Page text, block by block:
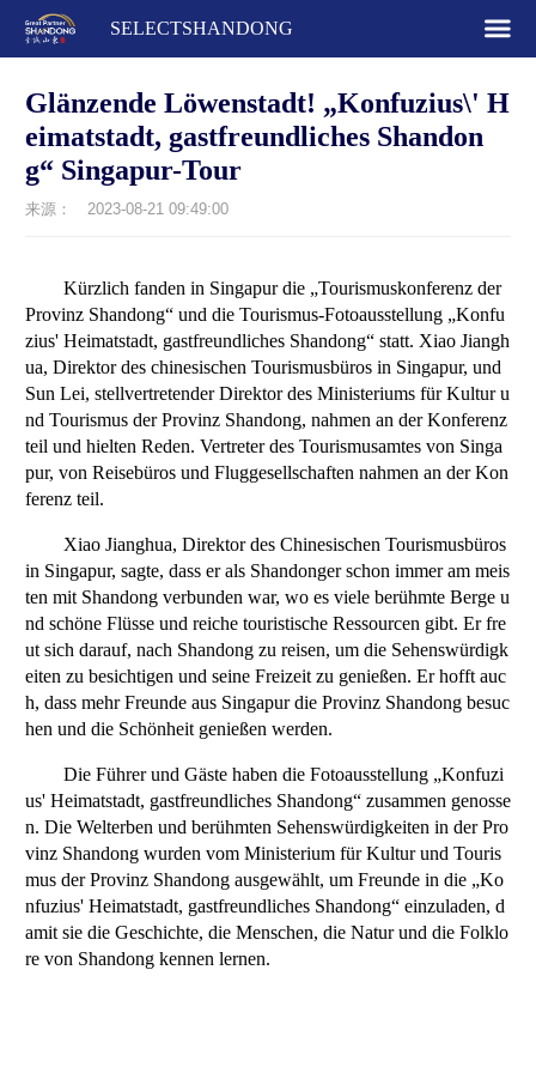
SELECTSHANDONG
Glänzende Löwenstadt! „Konfuzius\' H
eimatstadt, gastfreundliches Shandon
g“ Singapur-Tour
来源： 2023-08-21 09:49:00
Kürzlich fanden in Singapur die „Tourismuskonferenz der
Provinz Shandong“ und die Tourismus-Fotoausstellung „Konfu
zius' Heimatstadt, gastfreundliches Shandong“ statt. Xiao Jiangh
ua, Direktor des chinesischen Tourismusbüros in Singapur, und
Sun Lei, stellvertretender Direktor des Ministeriums für Kultur u
nd Tourismus der Provinz Shandong, nahmen an der Konferenz
teil und hielten Reden. Vertreter des Tourismusamtes von Singa
pur, von Reisebüros und Fluggesellschaften nahmen an der Kon
ferenz teil.
Xiao Jianghua, Direktor des Chinesischen Tourismusbüros
in Singapur, sagte, dass er als Shandonger schon immer am meis
ten mit Shandong verbunden war, wo es viele berühmte Berge u
nd schöne Flüsse und reiche touristische Ressourcen gibt. Er fre
ut sich darauf, nach Shandong zu reisen, um die Sehenswürdigk
eiten zu besichtigen und seine Freizeit zu genießen. Er hofft auc
h, dass mehr Freunde aus Singapur die Provinz Shandong besuc
hen und die Schönheit genießen werden.
Die Führer und Gäste haben die Fotoausstellung „Konfuzi
us' Heimatstadt, gastfreundliches Shandong“ zusammen genosse
n. Die Welterben und berühmten Sehenswürdigkeiten in der Pro
vinz Shandong wurden vom Ministerium für Kultur und Touris
mus der Provinz Shandong ausgewählt, um Freunde in die „Ko
nfuzius' Heimatstadt, gastfreundliches Shandong“ einzuladen, d
amit sie die Geschichte, die Menschen, die Natur und die Folklo
re von Shandong kennen lernen.